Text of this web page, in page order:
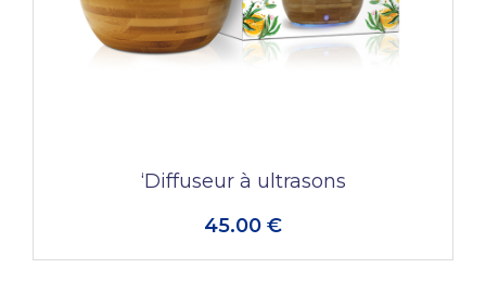
‘Diffuseur à ultrasons
45.00 €